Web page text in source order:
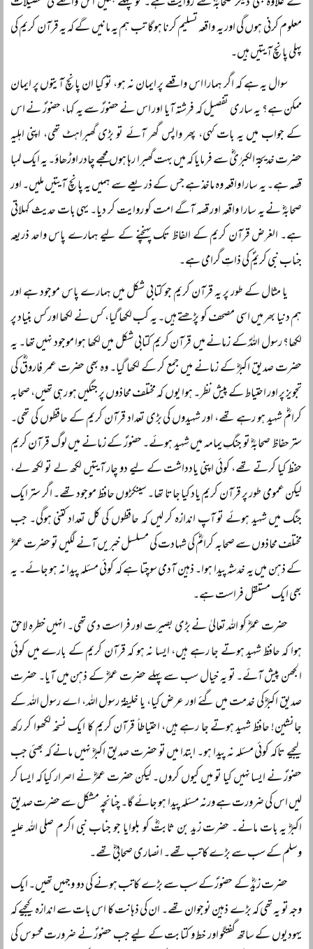
معلوم کرنی ہوں گی اور یہ واقعہ تسلیم کرنا ہوگا تب ہم یہ مانیں گے کہ یہ قرآن کریم کی
پہلی پانچ آیتیں ہیں۔
سوال یہ ہے کہ اگر ہمارا اس واقعے پر ایمان نہ ہو، تو کیا ان پانچ آیتوں پر ایمان
ممکن ہے؟ یہ ساری تفصیل کہ فرشتہ آیا اور اس نے حضورؐ سے یہ کہا، حضورؐ نے اس
کے جواب میں یہ بات کہی، پھر واپس گھر آئے تو بڑی گھبراہٹ تھی، اپنی اہلیہ
حضرت خدیجۃ الکبرٰیؓ سے فرمایا کہ میں بہت گھبرا رہا ہوں مجھے چادر اوڑھاؤ۔ یہ ایک لمبا
قصہ ہے۔ یہ سارا واقعہ وہ ماخذ ہے جس کے ذریعے سے ہمیں یہ پانچ آیتیں ملیں۔ اور
صحابہؓ نے یہ سارا واقعہ اور قصہ آگے امت کو روایت کر دیا۔ یہی بات حدیث کہلاتی
ہے۔ الغرض قرآن کریم کے الفاظ تک پہنچنے کے لیے ہمارے پاس واحد ذریعہ
جناب نبی کریمؐ کی ذاتِ گرامی ہے۔
یا مثال کے طور پر یہ قرآن کریم جو کتابی شکل میں ہمارے پاس موجود ہے اور
ہم دنیا بھر میں اسی مصحف کو پڑھتے ہیں۔ یہ کب لکھا گیا، کس نے لکھا اور کس بنیاد پر
لکھا؟ رسول اللہؐ کے زمانے میں قرآن کریم کتابی شکل میں لکھا ہوا موجود نہیں تھا۔ یہ
حضرت صدیق اکبرؓ کے زمانے میں جمع کر کے لکھا گیا۔ وہ بھی حضرت عمر فاروقؓ کی
تجویز پر اور احتیاط کے پیش نظر۔ ہوا یوں کہ مختلف محاذوں پر جنگیں ہو رہی تھیں، صحابہ
کرامؓ شہید ہو رہے تھے، اور شہیدوں کی بڑی تعداد قرآن کریم کے حافظوں کی تھی۔
ستر حفاظ صحابہؓ تو جنگِ یمامہ میں شہید ہوئے۔ حضورؐ کے زمانے میں لوگ قرآن کریم
حفظ کیا کرتے تھے، کوئی اپنی یادداشت کے لیے دو چار آیتیں لکھ لے تو لکھ لے،
لیکن عمومی طور پر قرآن کریم یاد کیا جاتا تھا۔ سینکڑوں حافظ موجود تھے۔ اگر ستر ایک
جنگ میں شہید ہوئے تو آپ اندازہ کر لیں کہ حافظوں کی کل تعداد کتنی ہوگی۔ جب
مختلف محاذوں سے صحابہ کرامؓ کی شہادت کی مسلسل خبریں آنے لگیں تو حضرت عمرؓ
کے ذہن میں یہ خدشہ پیدا ہوا۔ ذہین آدمی سوچتا ہے کہ کوئی مسئلہ پیدا نہ ہو جائے۔ یہ
بھی ایک مستقل فراست ہے۔
حضرت عمرؓ کو اللہ تعالیٰ نے بڑی بصیرت اور فراست دی تھی۔ انہیں خطرہ لاحق
ہوا کہ حافظ شہید ہوتے جا رہے ہیں، ایسا نہ ہو کہ قرآن کریم کے بارے میں کوئی
الجھن پیش آئے۔ تو یہ خیال سب سے پہلے حضرت عمرؓ کے ذہن میں آیا۔ حضرت
صدیق اکبرؓ کی خدمت میں گئے اور عرض کیا، یا خلیفۃ رسول اللہ، اے رسول اللہ کے
جانشین! حافظ شہید ہوتے جا رہے ہیں، احتیاطاً‌ قرآن کریم کا ایک نسخہ لکھوا کر رکھ
لیجیے تاکہ کوئی مسئلہ نہ پیدا ہو۔ ابتدا میں تو حضرت صدیق اکبرؓ نہیں مانے کہ بھئی جب
حضورؐ نے ایسا نہیں کیا تو میں کیوں کروں۔ لیکن حضرت عمرؓ نے اصرار کیا کہ ایسا کر
لیں اس کی ضرورت ہے ورنہ مسئلہ پیدا ہو جائے گا۔ چنانچہ مشکل سے حضرت صدیق
اکبرؓ یہ بات مانے۔ حضرت زید بن ثابتؓ کو بلوایا جو جناب نبی اکرم صلی اللہ علیہ
وسلم کے سب سے بڑے کاتب تھے۔ انصاری صحابیؓ تھے۔
حضرت زیدؓ کے حضورؐ کے سب سے بڑے کاتب ہونے کی دو وجہیں تھیں۔ ایک
وجہ تو یہ تھی کہ بڑے ذہین نوجوان تھے۔ ان کی ذہانت کا اس بات سے اندازہ کیجیے کہ
یہودیوں کے ساتھ گفتگو اور خط و کتابت کے لیے جب حضورؐ نے ضرورت محسوس کی